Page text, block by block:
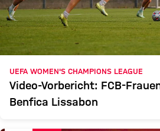
UEFA WOMEN'S CHAMPIONS LEAGUE
Video-Vorbericht: FCB-
Benfica Lissabon